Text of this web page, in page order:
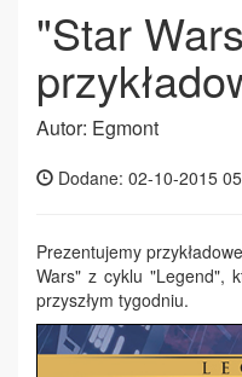
"Star
Autor: Egmont
Dodane: 02-10-2015
Prezentujemy
Wars" z cyklu "Legend",
przyszłym tygodniu.